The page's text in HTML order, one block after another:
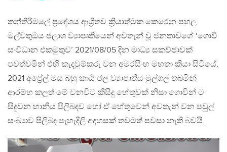
තන්තිරිමලේ ප්‍රදේශය ආශ්‍රිතව ක්‍රියාත්මක කෙරෙන පහල
මල්වතුඔය ජලාශ ව්‍යාපෘතියෙන් අවතැන් වූ ජනතාවගේ ‘ගොවි
සංවිධාන එකමුතුව’ 2021/08/05 දින මාධ්‍ය සකච්ජාවක්
පවත්වමින් එහි කැදවුම්කරු වන අමරසිංහ මහතා කියා සිටියේ,
2021 අප්‍රේල් මස බහු කාර්‍ය ජල ව්‍යාපෘතිය මුල්ගල් තබමින්
ආරම්භ කලත් මේ වනවිට කිසිදු හේතුවක් නිසා ගොවින් ට
සිදුවන හානිය පිලිබදව හෝ ඒ හේතුවෙන් අවතැන් වන පවුල්
සංඛ්‍යාව පිලිබද පැහැදිලි අදහසක් තවමත් පවසා නැති බවයි.